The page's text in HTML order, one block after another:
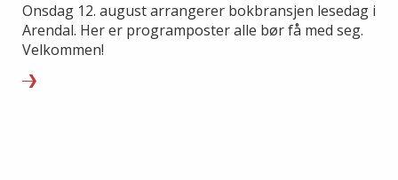
Onsdag 12. august arrangerer bokbransjen lesedag i
Arendal. Her er programposter alle bør få med seg.
Velkommen!